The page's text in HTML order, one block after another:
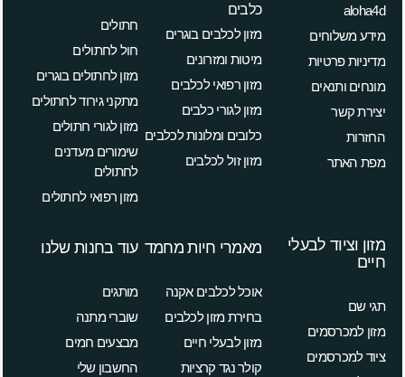
aloha4d
מידע משלוחים
מדיניות פרטיות
מונחים ותנאים
יצירת קשר
החזרות
מפת האתר
כלבים
מזון לכלבים בוגרים
מיטות ומזרונים
מזון רפואי לכלבים
מזון לגורי כלבים
כלובים ומלונות לכלבים
מזון זול לכלבים
חתולים
חול לחתולים
מזון לחתולים בוגרים
מתקני גירוד לחתולים
מזון לגורי חתולים
שימורים מעדנים
לחתולים
מזון רפואי לחתולים
מזון וציוד לבעלי
חיים
תגי שם
מזון למכרסמים
ציוד למכרסמים
מאמרי חיות מחמד
אוכל לכלבים אקנה
בחירת מזון לכלבים
מזון לבעלי חיים
קולר נגד קרציות
עוד בחנות שלנו
מותגים
שוברי מתנה
מבצעים חמים
החשבון שלי